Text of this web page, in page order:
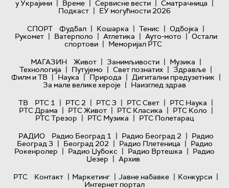
у Украјини | Време | Сервисне вести | Сматрачница |
Подкаст | ЕУ могућности 2026
СПОРТ
Фудбал | Кошарка | Тенис | Одбојка |
Рукомет | Ватерполо | Атлетика | Ауто-мото | Остали
спортови | Меморијал РТС
МАГАЗИН
Живот | Занимљивости | Музика |
Технологијa | Путујемо | Свет познатих | Здравље |
Филм и ТВ | Наука | Природа | Дигитални предузетник |
За мале велике хероје | Наизглед здрав
ТВ
РТС 1 | РТС 2 | РТС 3 | РТС Свет | РТС Наука |
РТС Драма | РТС Живот | РТС Класика | РТС Коло |
РТС Трезор | РТС Музика | РТС Полетарац
РАДИО
Радио Београд 1 | Радио Београд 2 | Радио
Београд 3 | Београд 202 | Радио Плетеница | Радио
Рокенролер | Радио Џубокс | Радио Вртешка | Радио
Џезер | Архив
РТС
Контакт | Маркетинг | Јавне набавке | Конкурси |
Интернет портал